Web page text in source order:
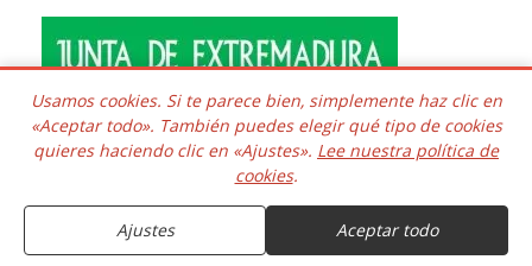
Copyright © 2016 - 2026 Todos los derechos reservados.
Desarrollado e integrado
Kaframa Technology SL CIF B06758361. Poligono el Nevero
complejo Inmuba Albatros, Manzana 6 Nave 9, 06006,
Badajoz. ESPAÑA.
Usamos cookies. Si te parece bien, simplemente haz clic en
«Aceptar todo». También puedes elegir qué tipo de cookies
quieres haciendo clic en «Ajustes». Lee nuestra política de
cookies.
Ajustes Aceptar todo